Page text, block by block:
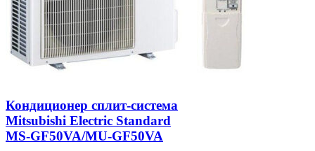
Кондиционер сплит-система
Mitsubishi Electric Standard
MS-GF50VA/MU-GF50VA